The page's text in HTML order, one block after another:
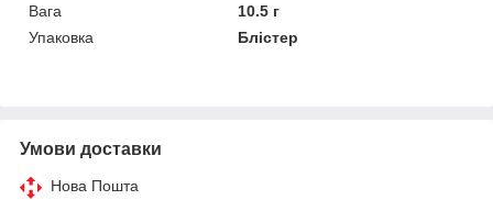
Вага
10.5 г
Упаковка
Блістер
Умови доставки
Нова Пошта